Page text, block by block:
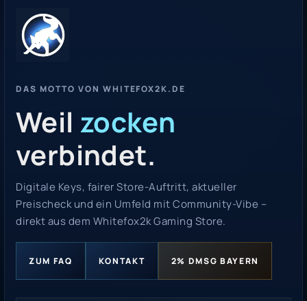
DAS MOTTO VON WHITEFOX2K.DE
Weil zocken
verbindet.
Digitale Keys, fairer Store-Auftritt, aktueller
Preischeck und ein Umfeld mit Community-Vibe –
direkt aus dem Whitefox2k Gaming Store.
ZUM FAQ KONTAKT 2% DMSG BAYERN